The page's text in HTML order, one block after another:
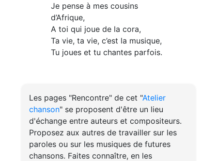
Je pense à mes cousins
d’Afrique,
A toi qui joue de la cora,
Ta vie, ta vie, c’est la musique,
Tu joues et tu chantes parfois.
Les pages "Rencontre" de cet "Atelier
chanson" se proposent d'être un lieu
d'échange entre auteurs et compositeurs.
Proposez aux autres de travailler sur les
paroles ou sur les musiques de futures
chansons. Faites connaître, en les